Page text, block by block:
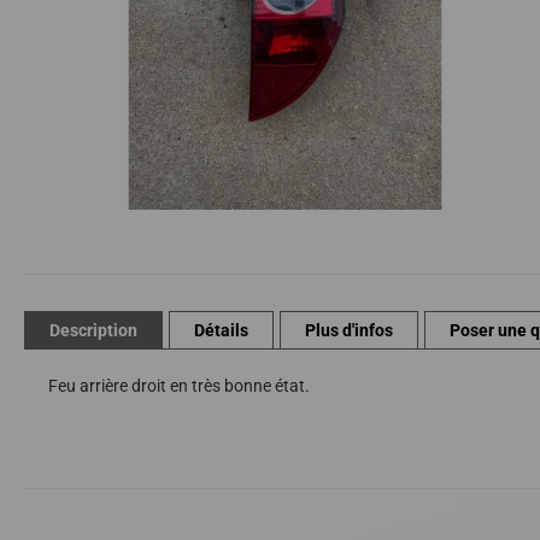
d’images
Description
Feu arrière droit en très bonne état.
Détails Plus d'infos Poser une